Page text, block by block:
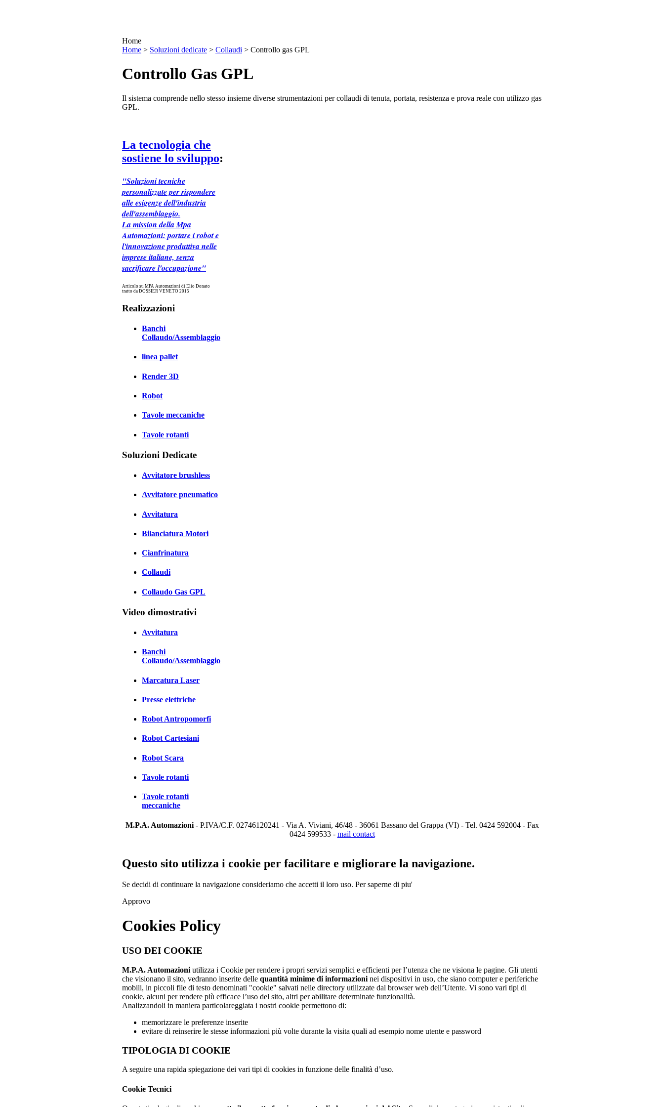
Home
Home > Soluzioni dedicate > Collaudi > Controllo gas GPL
Controllo Gas GPL
Il sistema comprende nello stesso insieme diverse strumentazioni per collaudi di tenuta, portata, resistenza e prova reale con utilizzo gas
GPL.
La tecnologia che
sostiene lo sviluppo:
"Soluzioni tecniche
personalizzate per rispondere
alle esigenze dell'industria
dell'assemblaggio.
La mission della Mpa
Automazioni: portare i robot e
l'innovazione produttiva nelle
imprese italiane, senza
sacrificare l'occupazione"
Articolo su MPA Automazioni di Elio Donato
tratto da DOSSIER VENETO 2015
Realizzazioni
Banchi
Collaudo/Assemblaggio
linea pallet
Render 3D
Robot
Tavole meccaniche
Tavole rotanti
Soluzioni Dedicate
Avvitatore brushless
Avvitatore pneumatico
Avvitatura
Bilanciatura Motori
Cianfrinatura
Collaudi
Collaudo Gas GPL
Video dimostrativi
Avvitatura
Banchi
Collaudo/Assemblaggio
Marcatura Laser
Presse elettriche
Robot Antropomorfi
Robot Cartesiani
Robot Scara
Tavole rotanti
Tavole rotanti
meccaniche
M.P.A. Automazioni- P.IVA/C.F. 02746120241 - Via A. Viviani, 46/48 - 36061 Bassano del Grappa (VI) - Tel. 0424 592004 - Fax
0424 599533 - mail contact
Questo sito utilizza i cookie per facilitare e migliorare la navigazione.
Se decidi di continuare la navigazione consideriamo che accetti il loro uso. Per saperne di piu'
Approvo
Cookies Policy
USO DEI COOKIE
M.P.A. Automazioni utilizza i Cookie per rendere i propri servizi semplici e efficienti per l’utenza che ne visiona le pagine. Gli utenti
che visionano il sito, vedranno inserite delle quantità minime di informazioni nei dispositivi in uso, che siano computer e periferiche
mobili, in piccoli file di testo denominati "cookie" salvati nelle directory utilizzate dal browser web dell’Utente. Vi sono vari tipi di
cookie, alcuni per rendere più efficace l’uso del sito, altri per abilitare determinate funzionalità.
Analizzandoli in maniera particolareggiata i nostri cookie permettono di:
memorizzare le preferenze inserite
evitare di reinserire le stesse informazioni più volte durante la visita quali ad esempio nome utente e password
TIPOLOGIA DI COOKIE
A seguire una rapida spiegazione dei vari tipi di cookies in funzione delle finalità d’uso.
Cookie Tecnici